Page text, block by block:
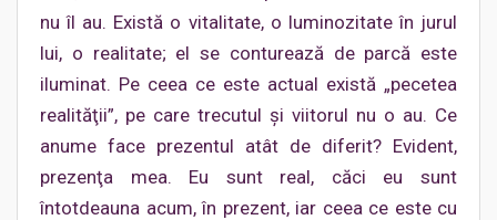
nu îl au. Există o vitalitate, o luminozitate în jurul
lui, o realitate; el se conturează de parcă este
iluminat. Pe ceea ce este actual există „pecetea
realităţii”, pe care trecutul şi viitorul nu o au. Ce
anume face prezentul atât de diferit? Evident,
prezenţa mea. Eu sunt real, căci eu sunt
întotdeauna acum, în prezent, iar ceea ce este cu